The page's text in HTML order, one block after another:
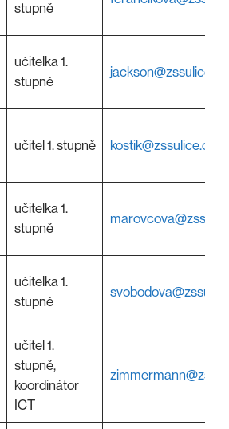
stupně
učitelka 1.
stupně
jackson@zssulice.cz
učitel 1. stupně kostik@zssulice.cz
učitelka 1.
stupně
učitelka 1.
stupně
učitel 1.
stupně,
koordinátor
ICT